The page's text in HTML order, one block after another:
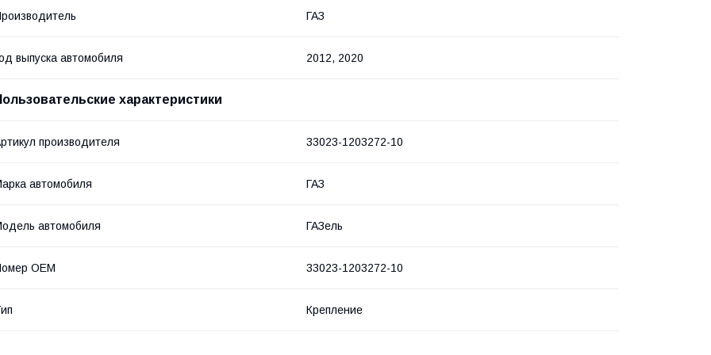
ГАЗ
выпуска автомобиля 2012, 2020
характеристики
производителя 33023-1203272-10
автомобиля ГАЗ
автомобиля ГАЗель
OEM 33023-1203272-10
Крепление